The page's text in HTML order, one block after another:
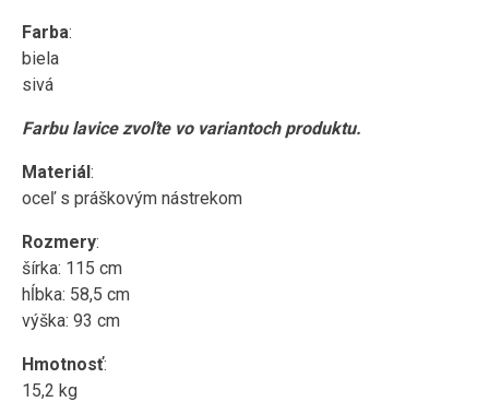
Farba:
biela
sivá
Farbu lavice zvoľte vo variantoch produktu.
Materiál:
oceľ s práškovým nástrekom
Rozmery:
šírka: 115 cm
hĺbka: 58,5 cm
výška: 93 cm
Hmotnosť:
15,2 kg